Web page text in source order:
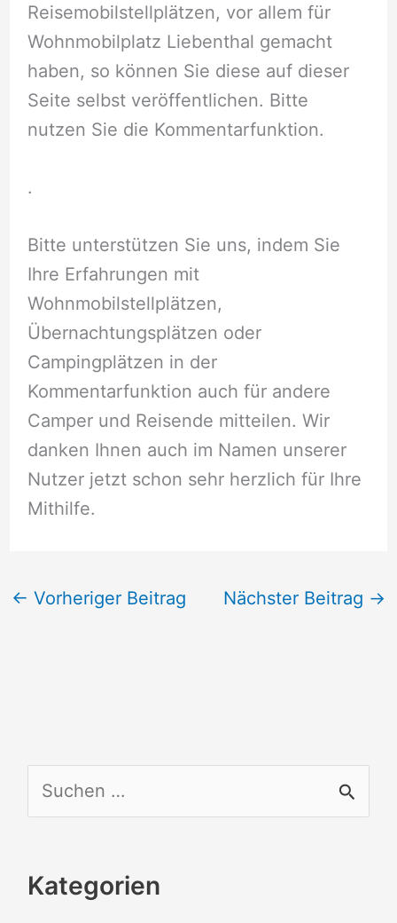
Reisemobilstellplätzen, vor allem für
Wohnmobilplatz Liebenthal gemacht
haben, so können Sie diese auf dieser
Seite selbst veröffentlichen. Bitte
nutzen Sie die Kommentarfunktion.
.
Bitte unterstützen Sie uns, indem Sie
Ihre Erfahrungen mit
Wohnmobilstellplätzen,
Übernachtungsplätzen oder
Campingplätzen in der
Kommentarfunktion auch für andere
Camper und Reisende mitteilen. Wir
danken Ihnen auch im Namen unserer
Nutzer jetzt schon sehr herzlich für Ihre
Mithilfe.
← Vorheriger Beitrag Nächster Beitrag →
u
h
Kategorien